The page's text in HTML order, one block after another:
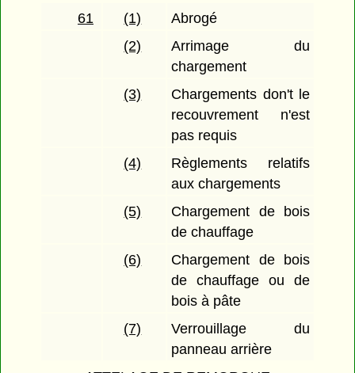
61
(1)
Abrogé
(2)
Arrimage du
chargement
(3)
Chargements don't le
recouvrement n'est
pas requis
(4)
Règlements relatifs
aux chargements
(5)
Chargement de bois
de chauffage
(6)
Chargement de bois
de chauffage ou de
bois à pâte
(7)
Verrouillage du
panneau arrière